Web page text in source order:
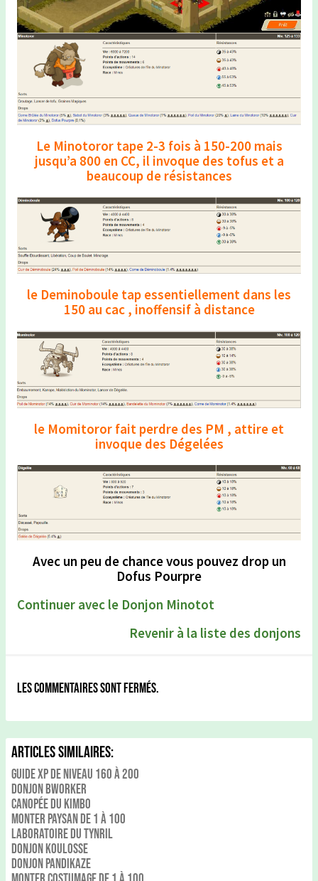
Le Minotoror tape 2-3 fois à 150-200 mais
jusqu’a 800 en CC, il invoque des tofus et a
beaucoup de résistances
le Deminoboule tap essentiellement dans les
150 au cac , inoffensif à distance
le Momitoror fait perdre des PM , attire et
invoque des Dégelées
Avec un peu de chance vous pouvez drop un
Dofus Pourpre
Continuer avec le Donjon Minotot
Revenir à la liste des donjons
Les commentaires sont fermés.
Articles Similaires:
Guide xp de niveau 160 à 200
Donjon Bworker
Canopée du kimbo
Monter Paysan de 1 à 100
Laboratoire du Tynril
Donjon Koulosse
Donjon Pandikaze